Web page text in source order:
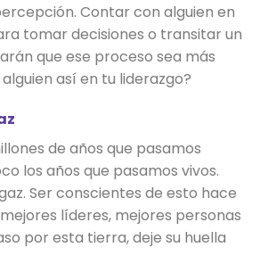
Contar con alguien en
tomar decisiones o transitar un
que ese proceso sea más
así en tu liderazgo?
de años que pasamos
los años que pasamos vivos.
Ser conscientes de esto hace
líderes, mejores personas
por esta tierra, deje su huella